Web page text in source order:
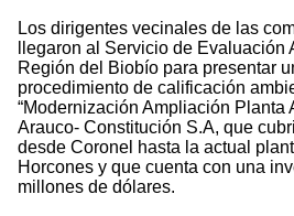
Los dirigentes vecinales de las
llegaron al Servicio de Evaluación
Región del Biobío para presentar
procedimiento de calificación
“Modernización Ampliación Planta
Arauco- Constitución S.A, que
desde Coronel hasta la actual
Horcones y que cuenta con una
millones de dólares.